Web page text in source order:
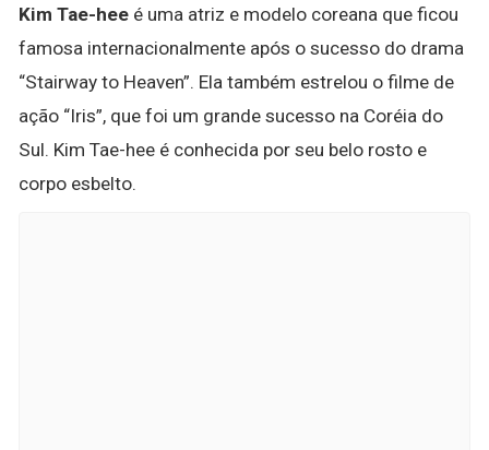
Kim Tae-hee é uma atriz e modelo coreana que ficou
famosa internacionalmente após o sucesso do drama
“Stairway to Heaven”. Ela também estrelou o filme de
ação “Iris”, que foi um grande sucesso na Coréia do
Sul. Kim Tae-hee é conhecida por seu belo rosto e
corpo esbelto.